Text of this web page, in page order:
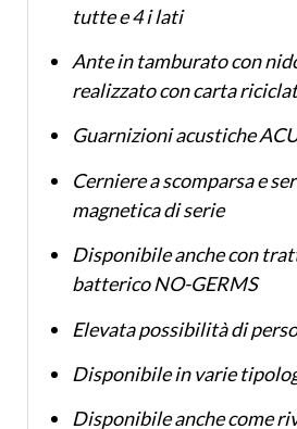
tutte e 4 i lati
Ante in tamburato con
realizzato con carta
Guarnizioni acustiche
Cerniere a scomparsa e
magnetica di serie
Disponibile anche con
batterico NO-GERMS
Elevata possibilità di
Disponibile in varie
Disponibile anche come